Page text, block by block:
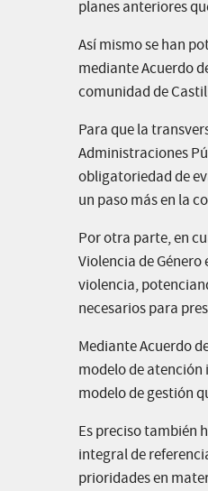
planes anteriores
Así mismo se han
mediante Acuerdo
comunidad de
Para que la
Administraciones
obligatoriedad de
un paso más en la
Por otra parte, en
Violencia de
violencia,
necesarios para
Mediante Acuerdo
modelo de atención
modelo de gestión
Es preciso también
integral de
prioridades en